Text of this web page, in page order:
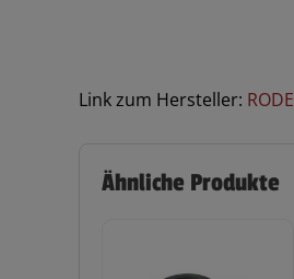
Link zum Hersteller: RODE
Ähnliche Produkte